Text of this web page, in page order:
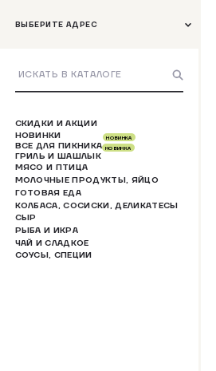
ВЫБЕРИТЕ АДРЕС
СКИДКИ И АКЦИИ
НОВИНКИ
ВСЕ ДЛЯ ПИКНИКА
НОВИНКА
ГРИЛЬ И ШАШЛЫК
НОВИНКА
МЯСО И ПТИЦА
МОЛОЧНЫЕ ПРОДУКТЫ, ЯЙЦО
ГОТОВАЯ ЕДА
КОЛБАСА, СОСИСКИ, ДЕЛИКАТЕСЫ
СЫР
РЫБА И ИКРА
ЧАЙ И СЛАДКОЕ
СОУСЫ, СПЕЦИИ